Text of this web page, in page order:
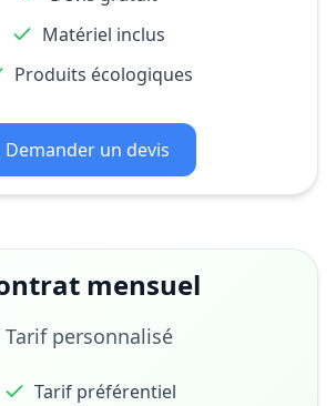
Matériel inclus
Produits écologiques
Demander un devis
mensuel
Tarif personnalisé
Tarif préférentiel